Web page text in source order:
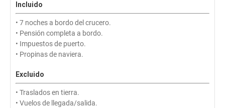
Incluido
• 7 noches a bordo del crucero.
• Pensión completa a bordo.
• Impuestos de puerto.
• Propinas de naviera.
Excluido
• Traslados en tierra.
• Vuelos de llegada/salida.